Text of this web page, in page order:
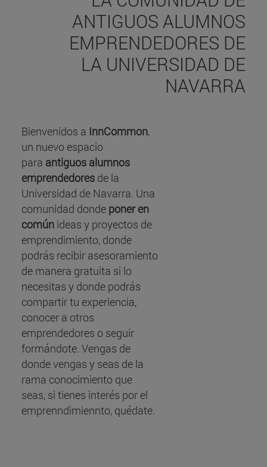
ANTIGUOS ALUMNOS
EMPRENDEDORES DE
LA UNIVERSIDAD DE
NAVARRA
Bienvenidos a InnCommon,
un nuevo espacio
para antiguos alumnos
emprendedoresde la
Universidad de Navarra. Una
comunidad donde poner en
comúnideas y proyectos de
emprendimiento, donde
podrás recibir asesoramiento
de manera gratuita si lo
necesitas y donde podrás
compartir tu experiencia,
conocer a otros
emprendedores o seguir
formándote. Vengas de
donde vengas y seas de la
rama conocimiento que
seas, si tienes interés por el
emprenndimiennto, quédate.